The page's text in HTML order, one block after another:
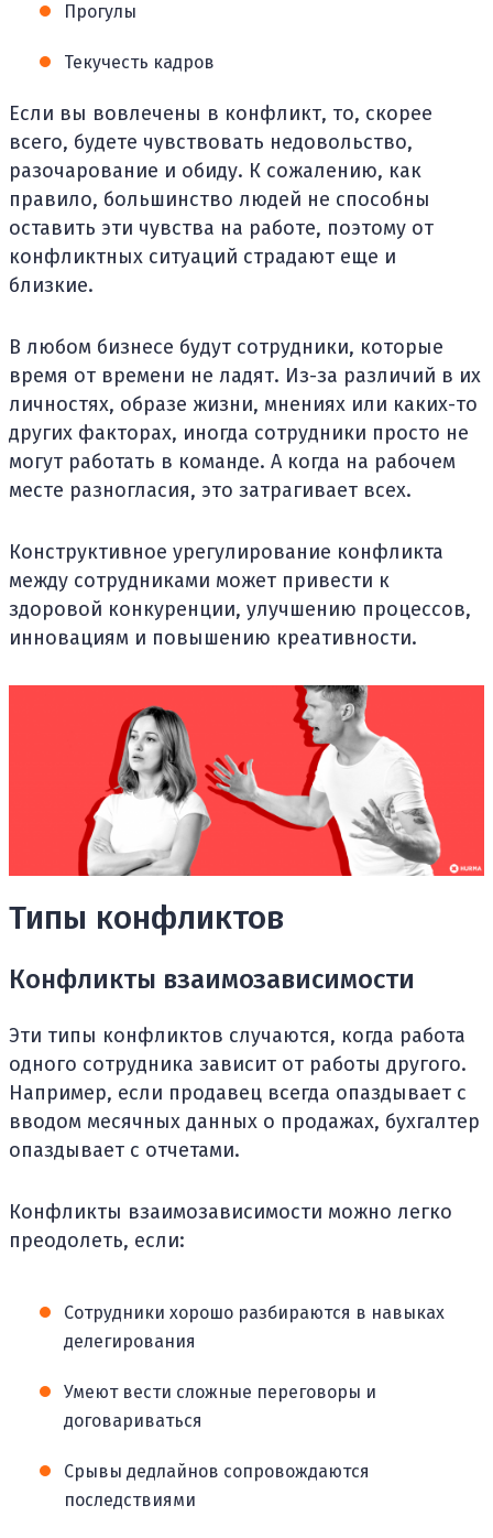
Прогулы
Текучесть кадров
Если вы вовлечены в конфликт, то, скорее
всего, будете чувствовать недовольство,
разочарование и обиду. К сожалению, как
правило, большинство людей не способны
оставить эти чувства на работе, поэтому от
конфликтных ситуаций страдают еще и
близкие.
В любом бизнесе будут сотрудники, которые
время от времени не ладят. Из-за различий в их
личностях, образе жизни, мнениях или каких-то
других факторах, иногда сотрудники просто не
могут работать в команде. А когда на рабочем
месте разногласия, это затрагивает всех.
Конструктивное урегулирование конфликта
между сотрудниками может привести к
здоровой конкуренции, улучшению процессов,
инновациям и повышению креативности.
Типы конфликтов
Конфликты взаимозависимости
Эти типы конфликтов случаются, когда работа
одного сотрудника зависит от работы другого.
Например, если продавец всегда опаздывает с
вводом месячных данных о продажах, бухгалтер
опаздывает с отчетами.
Конфликты взаимозависимости можно легко
преодолеть, если:
Сотрудники хорошо разбираются в навыках
делегирования
Умеют вести сложные переговоры и
договариваться
Срывы дедлайнов сопровождаются
последствиями